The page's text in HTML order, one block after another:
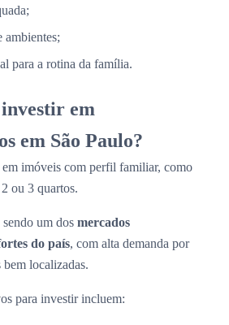
ambientes;
para a rotina da família.
em
em São Paulo?
em imóveis com perfil familiar, como
ou 3 quartos.
um dos mercados
do país, com alta demanda por
localizadas.
para investir incluem: